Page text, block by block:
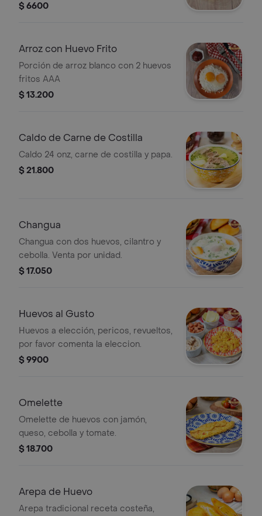
$ 6600
Arroz con Huevo Frito
Porción de arroz blanco con 2 huevos
fritos AAA
$ 13.200
Caldo de Carne de Costilla
Caldo 24 onz, carne de costilla y papa.
$ 21.800
Changua
Changua con dos huevos, cilantro y
cebolla. Venta por unidad.
$ 17.050
Huevos al Gusto
Huevos a elección, pericos, revueltos,
por favor comenta la eleccion.
$ 9900
Omelette
Omelette de huevos con jamón,
queso, cebolla y tomate.
$ 18.700
Arepa de Huevo
Arepa tradicional receta costeña,